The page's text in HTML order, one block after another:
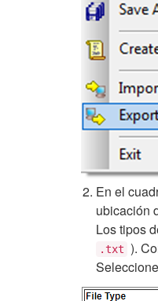
En el
ubicación
Los tipos
.txt ).
Seleccione